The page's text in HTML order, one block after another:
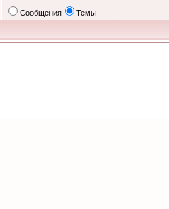
Сообщения Темы